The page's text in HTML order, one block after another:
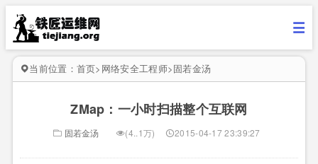
当前位置： 首页> 网络安全工程师>固若金汤
ZMap：一小时扫描整个互联网
固若金汤 (4..1万) 2015-04-17 23:39:27